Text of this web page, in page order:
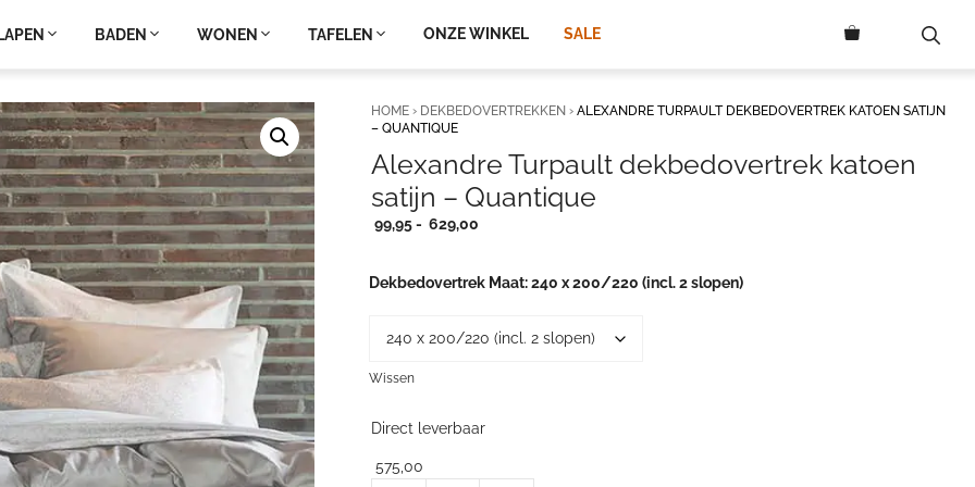
BADEN WONEN TAFELEN ONZE WINKEL SALE
HOME › DEKBEDOVERTREKKEN ›ALEXANDRE TURPAULT DEKBEDOVERTREK KATOEN SATIJN
– QUANTIQUE
Alexandre Turpault dekbedovertrek katoen
satijn – Quantique
99,95 - 629,00
629,00
Dekbedovertrek Maat 240 x 200/220 (incl. 2 slopen)
Wissen
Direct leverbaar
575,00